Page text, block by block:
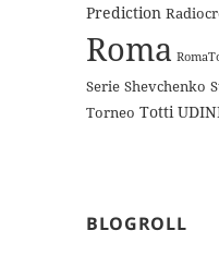
Prediction
Roma
Serie Shevchenko
Torneo Totti
BLOGROLL